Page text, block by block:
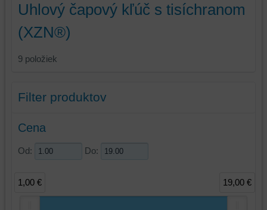
Uhlový čapový kľúč s tisíchranom
(XZN®)
9 položiek
Filter produktov
Cena
Od: Do:
1,00 € 19,00 €